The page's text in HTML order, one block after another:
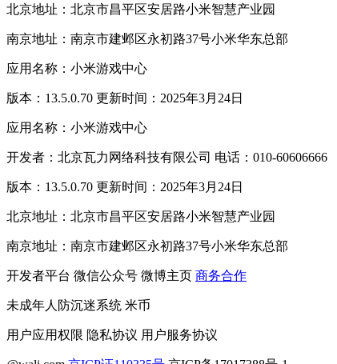
北京地址：北京市昌平区安居路小米智慧产业园
南京地址：南京市建邺区永初路37号小米华东总部
应用名称：小米游戏中心
版本：13.5.0.70 更新时间：2025年3月24日
应用名称：小米游戏中心
开发者：北京瓦力网络科技有限公司 电话：010-60606666
版本：13.5.0.70 更新时间：2025年3月24日
北京地址：北京市昌平区安居路小米智慧产业园
南京地址：南京市建邺区永初路37号小米华东总部
开发者平台 微信公众号 微博主页 商务合作
未成年人防沉迷系统 米币
用户应用权限 隐私协议 用户服务协议